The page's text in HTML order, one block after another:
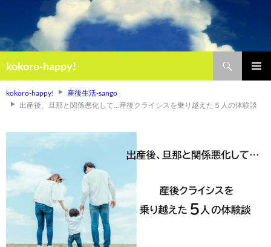
kokoro-happy!
索
ン
テ
キ
ッ
プ
kokoro-happy!
産後生活-sango
出産後、旦那と関係悪化して…産後クライシスを乗り越えた５人の体験談